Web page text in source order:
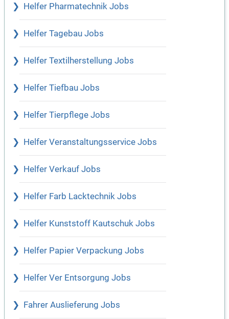
Helfer Pharmatechnik Jobs
Helfer Tagebau Jobs
Helfer Textilherstellung Jobs
Helfer Tiefbau Jobs
Helfer Tierpflege Jobs
Helfer Veranstaltungsservice Jobs
Helfer Verkauf Jobs
Helfer Farb Lacktechnik Jobs
Helfer Kunststoff Kautschuk Jobs
Helfer Papier Verpackung Jobs
Helfer Ver Entsorgung Jobs
Fahrer Auslieferung Jobs